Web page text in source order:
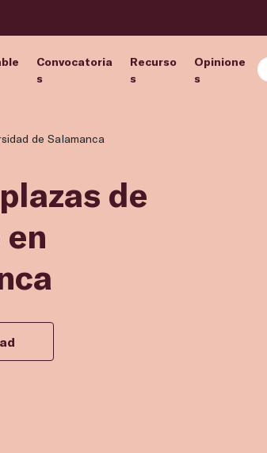
Convocatoria
s
Recurso
s
Opinione
s
de Salamanca
de